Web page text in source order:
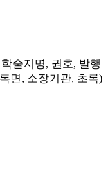
술지명, 권호, 발행
면, 소장기관, 초록)